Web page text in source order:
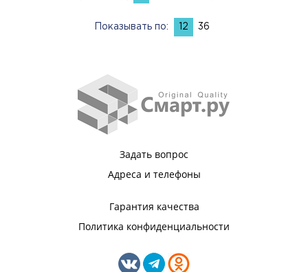
Показывать по: 12 36
Задать вопрос
Адреса и телефоны
Гарантия качества
Политика конфиденциальности